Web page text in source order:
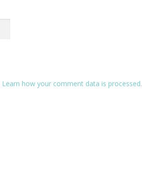
Learn how your comment data is processed.